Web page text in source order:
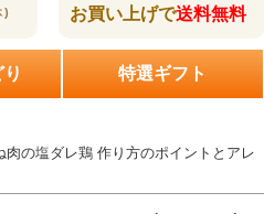
)
お買い上げで送料無料
特選ギフト
の塩ダレ鶏 作り方のポイントとアレ